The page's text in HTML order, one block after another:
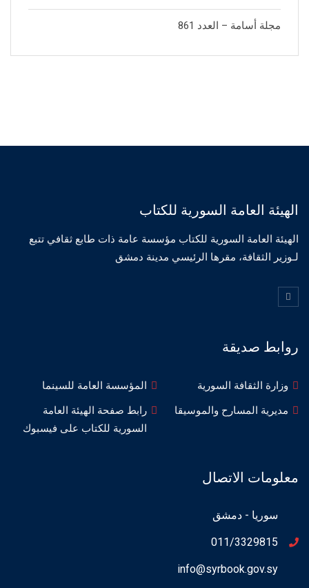
مجلة أسامة – العدد 861
الهيئة العامة السورية للكتاب
الهيئة العامة السورية للكتاب مؤسسة عامة ذات طابع ثقافي تتبع
لـوزير الثقافة، مقرها الرئيسي مدينة دمشق
روابط صديقة
وزارة الثقافة السورية
المؤسسة العامة للسينما
مديرية المسارح والموسيقا
رابط صفحة الهيئة العامة
السورية للكتاب على فيسبوك
معلومات الاتصال
سوريا - دمشق
011/3329815
info@syrbook.gov.sy